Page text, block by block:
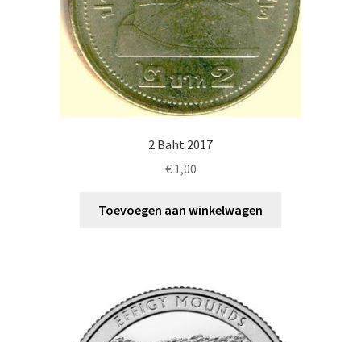
2 Baht 2017
€1,00
Toevoegen aan winkelwagen